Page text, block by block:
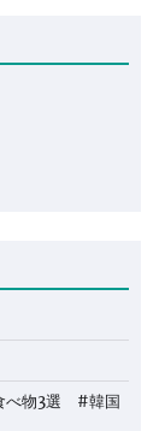
べ物3選 #韓国